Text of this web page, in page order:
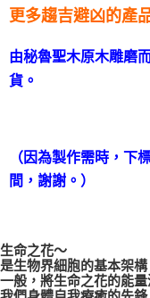
更多趨吉避凶的產
由秘魯聖木原木雕磨
貨。
（因為製作需時，下
間，謝謝。）
生命之花～
是生物界細胞的基本架
一般，將生命之花的能